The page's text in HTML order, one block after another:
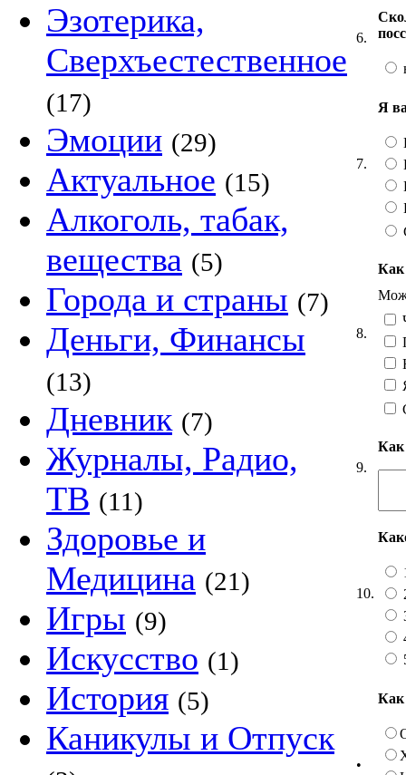
Эзотерика,
Сверхъестественное
(17)
Эмоции (29)
Актуальное (15)
Алкоголь, табак,
вещества (5)
Города и страны (7)
Деньги, Финансы
(13)
Дневник (7)
Журналы, Радио,
ТВ (11)
Здоровье и
Медицина (21)
Игры (9)
Искусство (1)
История (5)
Каникулы и Отпуск
6.
7.
Я
8.
Как
9.
Как
10.
•
Как